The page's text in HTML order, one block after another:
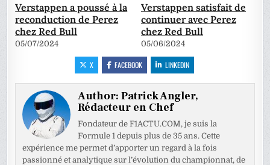
Verstappen a poussé à la
reconduction de Perez
chez Red Bull
05/07/2024
Verstappen satisfait de
continuer avec Perez
chez Red Bull
05/06/2024
X FACEBOOK LINKEDIN
Author:Patrick Angler,
Rédacteur en Chef
Fondateur de F1ACTU.COM, je suis la
Formule 1 depuis plus de 35 ans. Cette
expérience me permet d’apporter un regard à la fois
passionné et analytique sur l’évolution du championnat, de